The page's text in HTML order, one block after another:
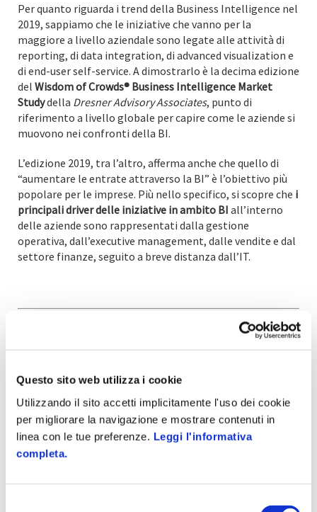
Questo sito web utilizza i cookie
Utilizzando il sito accetti implicitamente l'uso dei cookie
per migliorare la navigazione e mostrare contenuti in
linea con le tue preferenze. Leggi l'informativa
completa.
Per quanto riguarda i trend della Business Intelligence nel
2019, sappiamo che le iniziative che vanno per la
maggiore a livello aziendale sono legate alle attività di
reporting, di data integration, di advanced visualization e
di end-user self-service. A dimostrarlo è la decima edizione
del Wisdom of Crowds® Business Intelligence Market
Studydella Dresner Advisory Associates, punto di
riferimento a livello globale per capire come le aziende si
muovono nei confronti della BI.
L’edizione 2019, tra l’altro, afferma anche che quello di
“aumentare le entrate attraverso la BI” è l’obiettivo più
popolare per le imprese. Più nello specifico, si scopre che i
principali driver delle iniziative in ambito BI all’interno
delle aziende sono rappresentati dalla gestione
operativa, dall’executive management, dalle vendite e dal
settore finanze, seguito a breve distanza dall’IT.
Software analisi e Business Intelligence
Maggiori informazioni
Taggato come: business intelligence innovazione
performance aziendali